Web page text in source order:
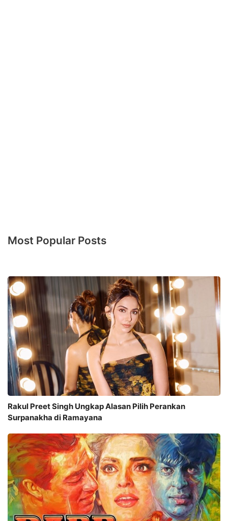
Most Popular Posts
Rakul Preet Singh Ungkap Alasan Pilih Perankan
Surpanakha di Ramayana